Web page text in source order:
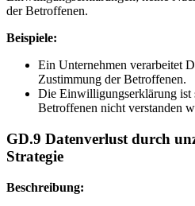
der Betroffenen.
Beispiele:
Ein Unternehmen verarbeitet
Zustimmung der Betroffenen.
Die Einwilligungserklärung ist
Betroffenen nicht verstanden
GD.9 Datenverlust durch
Strategie
Beschreibung: